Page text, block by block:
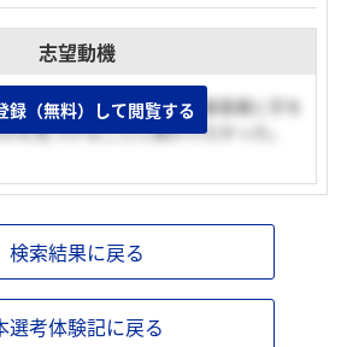
志望動機
ているということで、基盤事業に手を
を見つけることに携わりたかった。
録（無料）して閲覧する
検索結果に戻る
選考体験記に戻る